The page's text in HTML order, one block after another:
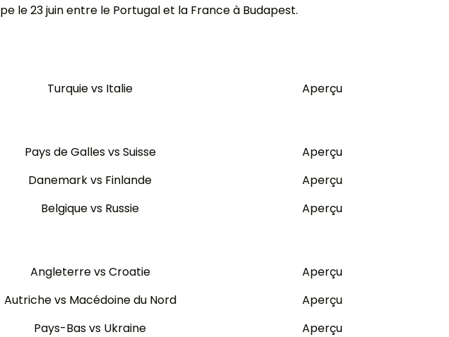
le 23 juin entre le Portugal et la France à Budapest.
Turquie vs Italie Aperçu
Pays de Galles vs Suisse
Aperçu
Danemark vs Finlande
Aperçu
Belgique vs Russie Aperçu
Angleterre vs Croatie
Aperçu
Autriche vs Macédoine du Nord
Aperçu
Pays-Bas vs Ukraine Aperçu